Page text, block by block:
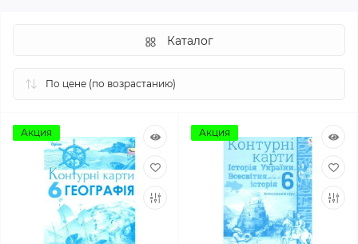
Каталог
Акция Акция